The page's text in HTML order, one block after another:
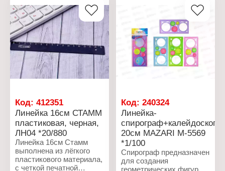
Материал: полистирол
Цвет линейки:
флуоресцентный, в
ассортименте
Цвет градуировки:
черный
Цвет градуировки:
черный
Код: 412351
Линейка 16см СТАММ
пластиковая, черная,
ЛН04 *20/880
Линейка 16см Стамм
выполнена из лёгкого
пластикового материала,
с четкой печатной
Код:240324
Линейка-
спирограф+калейдоскоп
20см MAZARI M-5569
*1/100
Спирограф предназначен
для создания
геометрических фигур,